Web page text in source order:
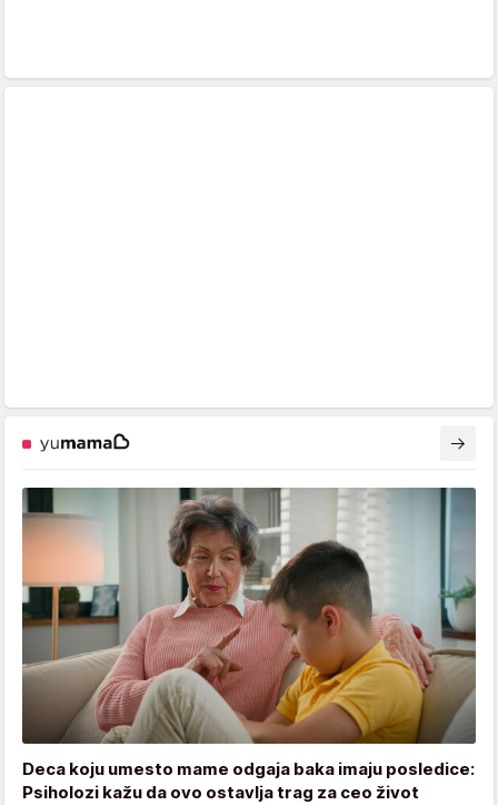
Deca koju umesto mame odgaja baka imaju posledice:
Psiholozi kažu da ovo ostavlja trag za ceo život